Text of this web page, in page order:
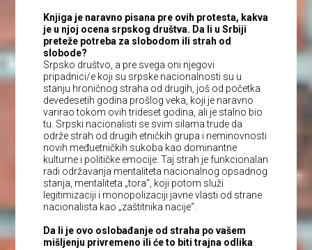
Knjiga je naravno pisana pre ovih protesta, kakva
je u njoj ocena srpskog društva. Da li u Srbiji
preteže potreba za slobodom ili strah od
slobode?
Srpsko društvo, a pre svega oni njegovi
pripadnici/e koji su srpske nacionalnosti su u
stanju hroničnog straha od drugih, još od početka
devedesetih godina prošlog veka, koji je naravno
varirao tokom ovih trideset godina, ali je stalno bio
tu. Srpski nacionalisti se svim silama trude da
održe strah od drugih etničkih grupa i neminovnosti
novih međuetničkih sukoba kao dominantne
kulturne i političke emocije. Taj strah je funkcionalan
radi održavanja mentaliteta nacionalnog opsadnog
stanja, mentaliteta „tora“, koji potom služi
legitimizaciji i monopolizaciji javne vlasti od strane
nacionalista kao „zaštitnika nacije“.
Da li je ovo oslobađanje od straha po vašem
mišljenju privremeno ili će to biti trajna odlika